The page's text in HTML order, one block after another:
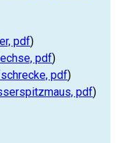
pdf)
pdf)
pdf)
pdf)